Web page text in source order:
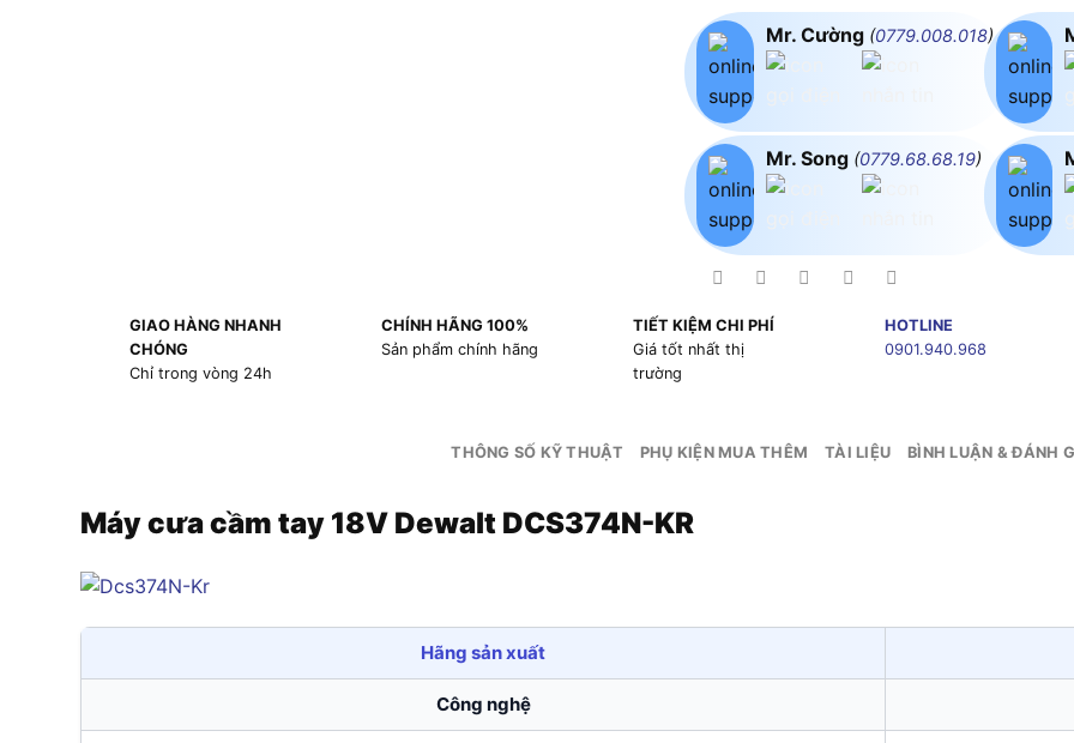
Mr. Cường (0779.008.018)
Mr. Song (0779.68.68.19)
GIAO HÀNG NHANH
CHÓNG
Chỉ trong vòng 24h
CHÍNH HÃNG 100%
Sản phẩm chính hãng
TIẾT KIỆM CHI PHÍ
Giá tốt nhất thị
trường
HOTLINE
0901.940.968
THÔNG SỐ KỸ THUẬT PHỤ KIỆN MUA THÊM TÀI LIỆU BÌNH LUẬN & ĐÁNH
Máy cưa cầm tay 18V Dewalt DCS374N-KR
Hãng sản xuất
Công nghệ